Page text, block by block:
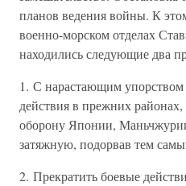
планов ведения войны. К
военно-морском отделах
находились следующие два
1. С нарастающим
действия в прежних
оборону Японии,
затяжную, подорвав тем
2. Прекратить боевые